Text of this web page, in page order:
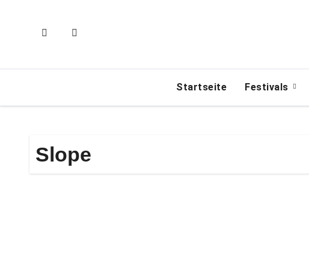
Startseite Festivals
Slope